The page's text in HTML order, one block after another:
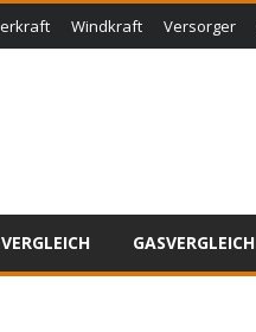
Windkraft Versorger
GASVERGLEICH